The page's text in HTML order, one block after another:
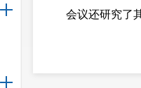
会议还研究了